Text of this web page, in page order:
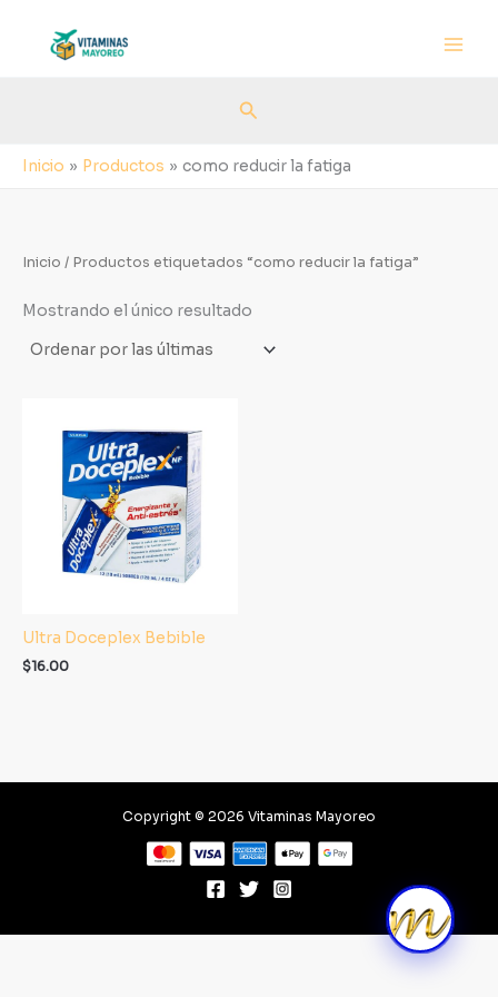
contenido
Buscar
Inicio Productos como reducir la fatiga
Inicio / Productos etiquetados “como reducir la fatiga”
Mostrando el único resultado
Ultra Doceplex Bebible
$16.00
Copyright © 2026 Vitaminas Mayoreo